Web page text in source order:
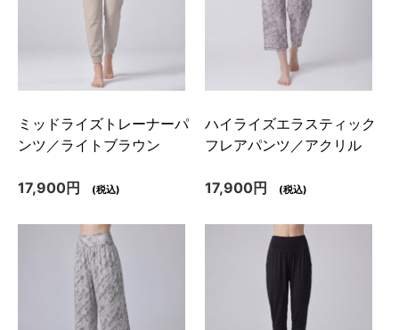
ミッドライズトレーナーパ
ンツ／ライトブラウン
17,900円 (税込)
ハイライズエラスティック
フレアパンツ／アクリル
17,900円 (税込)